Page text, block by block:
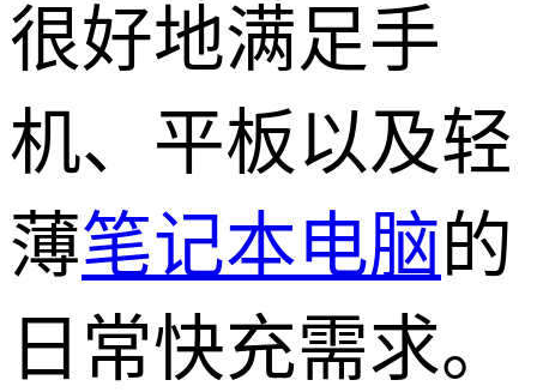
很好地满足手
机、平板以及轻
薄笔记本电脑的
日常快充需求。